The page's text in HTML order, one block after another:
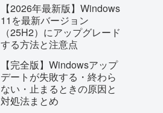
【2026年最新版】Windows
11を最新バージョン
（25H2）にアップグレード
する方法と注意点
【完全版】Windowsアップ
デートが失敗する・終わら
ない・止まるときの原因と
対処法まとめ